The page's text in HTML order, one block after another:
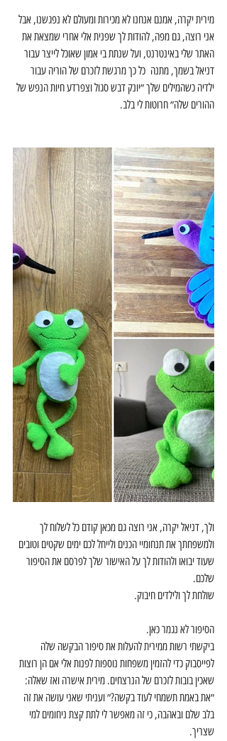
מירית יקרה, אמנם אנחנו לא מכירות ומעולם לא נפגשנו, אבל
אני רוצה, גם מפה, להודות לך שפנית אלי אחרי שמצאת את
האתר שלי באינטרנט, ועל שנתת בי אמון שאוכל לייצר עבור
דניאל בשמך, מתנה  כל כך מרגשת לזכרם של הוריה עבור
ילדיה כשהמילים שלך ״יונק דבש סגול וצפרדע חיות הנפש של
ההורים שלה״ חרוטות לי בלב.
ולך, דניאל יקרה, אני רוצה גם מכאן קודם כל לשלוח לך
ולמשפחתך את תנחומיי הכנים ולייחל לכם ימים שקטים וטובים
שעוד יבואו ולהודות לך על האישור שלך לפרסם את הסיפור
שלכם.
שולחת לך ולילדים חיבוק.
הסיפור לא נגמר כאן.
ביקשתי רשות ממירית להעלות את סיפור הבקשה שלה
לפייסבוק כדי להזמין משפחות נוספות לפנות אלי אם הן רוצות
שאכין בובות לזכרם של הנרצחים. מירית אישרה ואז שאלה:
״את באמת תשמחי לעוד בקשה?״ ועניתי שאני עושה את זה
בלב שלם ובאהבה, כי זה מאפשר לי לתת קצת ניחומים למי
שצריך.